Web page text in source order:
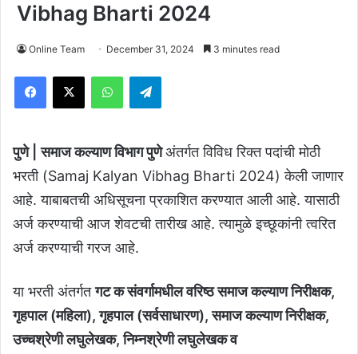
Vibhag Bharti 2024
Online Team December 31, 2024 3 minutes read
Facebook
X WhatsAppTelegram
पुणे | समाज कल्याण विभाग पुणेअंतर्गत विविध रिक्त पदांची मोठी
भरती (Samaj Kalyan Vibhag Bharti 2024) केली जाणार
आहे. याबाबतची अधिसूचना प्रकाशित करण्यात आली आहे. यासाठी
अर्ज करण्याची आज शेवटची तारीख आहे. त्यामुळे इच्छूकांनी त्वरित
अर्ज करण्याची गरज आहे.
या भरती अंतर्गतगट क संवर्गामधील वरिष्ठ समाज कल्याण निरीक्षक,
गृहपाल (महिला), गृहपाल (सर्वसाधारण), समाज कल्याण निरीक्षक,
उच्चश्रेणी लघुलेखक, निम्नश्रेणी लघुलेखक व